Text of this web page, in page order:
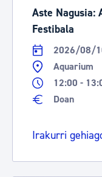
Aste Nagusia:
Festibala
2026/08/
Aquarium
12:00 -
Doan
Irakurri